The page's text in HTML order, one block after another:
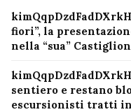
fiori”, la
nella “sua”
sentiero e restano
escursionisti tratti in